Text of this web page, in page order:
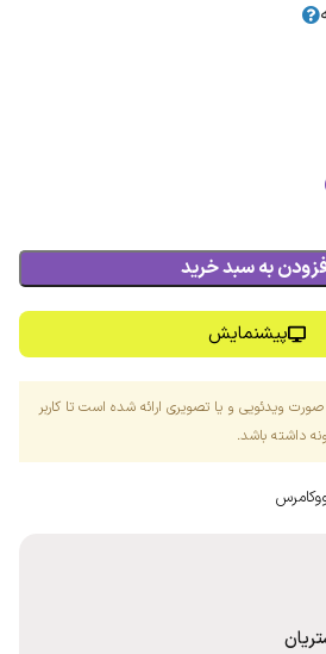
به سبد خرید
پیشنمایش
ویدئویی و یا تصویری ارائه شده است تا کاربر
داشته باشد.